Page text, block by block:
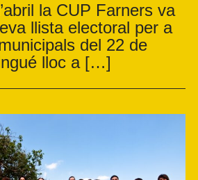
la CUP Farners va
llista electoral per a
del 22 de
lloc a […]